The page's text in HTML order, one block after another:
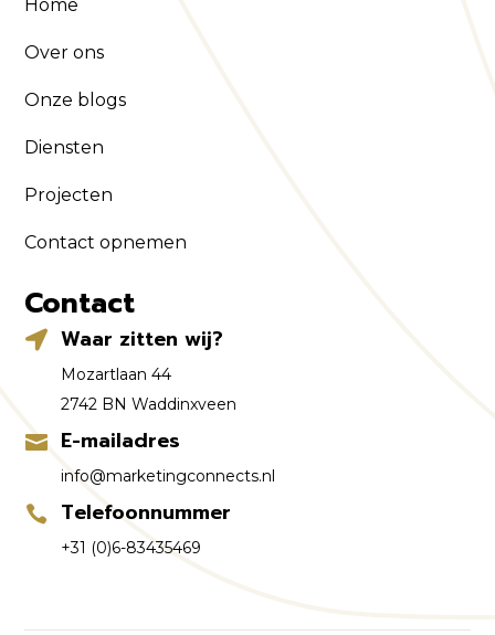
Home
Over ons
Onze blogs
Diensten
Projecten
Contact opnemen
Contact
 Waar zitten wij?
Mozartlaan 44
2742 BN Waddinxveen
 E-mailadres
info@marketingconnects.nl
 Telefoonnummer
+31 (0)6-83435469